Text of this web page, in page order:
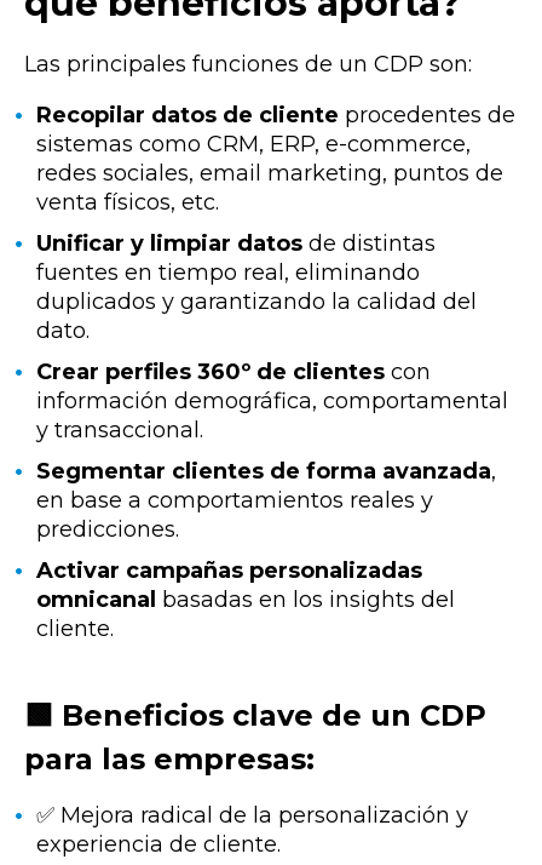
Las principales funciones de un CDP son:
Recopilar datos de cliente procedentes de
sistemas como CRM, ERP, e-commerce,
redes sociales, email marketing, puntos de
venta físicos, etc.
Unificar y limpiar datosde distintas
fuentes en tiempo real, eliminando
duplicados y garantizando la calidad del
dato.
Crear perfiles 360º de clientescon
información demográfica, comportamental
y transaccional.
Segmentar clientes de forma avanzada,
en base a comportamientos reales y
predicciones.
Activar campañas personalizadas
omnicanal basadas en los insights del
cliente.
🟩 Beneficios clave de un CDP
para las empresas:
✅ Mejora radical de la personalización y
experiencia de cliente.